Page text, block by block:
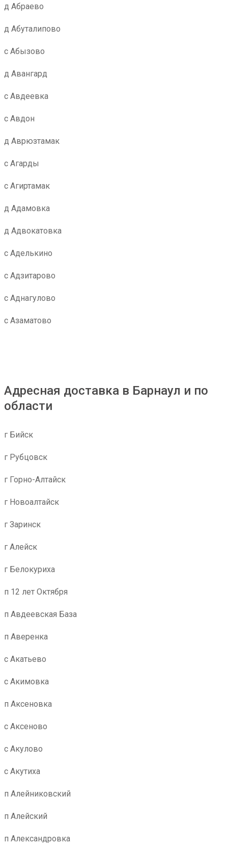
д Абраево
д Абуталипово
с Абызово
д Авангард
с Авдеевка
с Авдон
д Аврюзтамак
с Агарды
с Агиртамак
д Адамовка
д Адвокатовка
с Аделькино
с Адзитарово
с Аднагулово
с Азаматово
Адресная доставка в Барнаул и по
области
г Бийск
г Рубцовск
г Горно-Алтайск
г Новоалтайск
г Заринск
г Алейск
г Белокуриха
п 12 лет Октября
п Авдеевская База
п Аверенка
с Акатьево
с Акимовка
п Аксеновка
с Аксеново
с Акулово
с Акутиха
п Алейниковский
п Алейский
п Александровка